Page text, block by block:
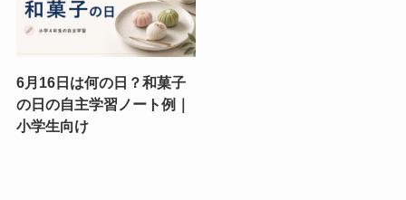
6月16日は何の日？和菓子
の日の自主学習ノート例｜
小学生向け